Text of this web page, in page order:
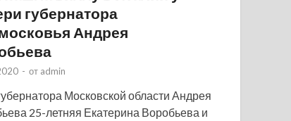
губернатора
Андрея
- от admin
Московской области Андрея
25-летняя Екатерина Воробьева и